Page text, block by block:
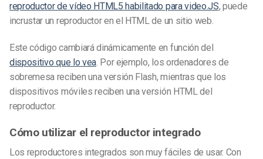
reproductor de vídeo HTML5 habilitado para video.JS, puede
incrustar un reproductor en el HTML de un sitio web.
Este código cambiará dinámicamente en función del
dispositivo que lo vea. Por ejemplo, los ordenadores de
sobremesa reciben una versión Flash, mientras que los
dispositivos móviles reciben una versión HTML del
reproductor.
Cómo utilizar el reproductor integrado
Los reproductores integrados son muy fáciles de usar. Con